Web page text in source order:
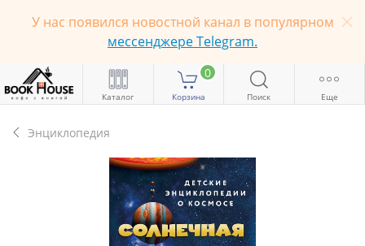
У нас появился новостной канал в популярном
мессенджере Telegram.
Каталог
0
Корзина Поиск Еще
Энциклопедия